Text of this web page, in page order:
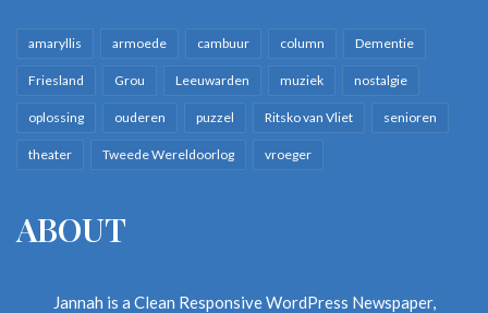
amaryllis armoede cambuur column Dementie
Friesland Grou Leeuwarden muziek nostalgie
oplossing ouderen puzzel Ritsko van Vliet senioren
theater Tweede Wereldoorlog vroeger
ABOUT
Jannah is a Clean Responsive WordPress Newspaper,